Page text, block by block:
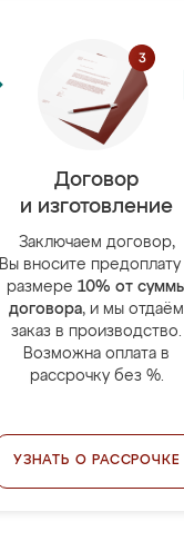
Договор
и изготовление
Заключаем договор,
Вы вносите предоплату
размере 10% от
договора, и мы отдаём
заказ в производство.
Возможна оплата в
рассрочку без %.
УЗНАТЬ О РАССРОЧКЕ